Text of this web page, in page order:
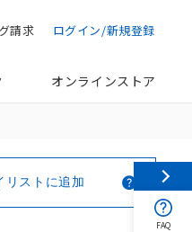
ログイン/新規登録
請求
オンラインストア
リストに追加
FAQ